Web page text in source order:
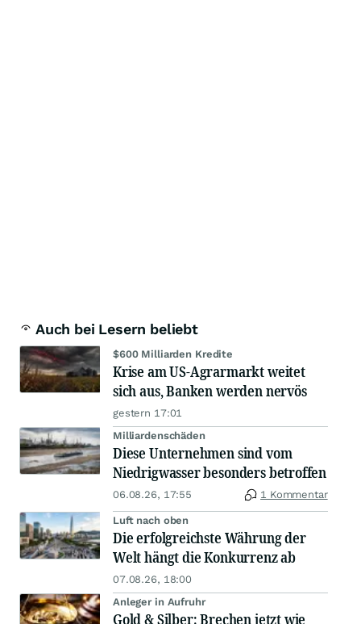
Auch bei Lesern beliebt
$600 Milliarden Kredite
Krise am US-Agrarmarkt weitet
sich aus, Banken werden nervös
gestern 17:01
Milliardenschäden
Diese Unternehmen sind vom
Niedrigwasser besonders betroffen
06.08.26, 17:55 1 Kommentar
Luft nach oben
Die erfolgreichste Währung der
Welt hängt die Konkurrenz ab
07.08.26, 18:00
Anleger in Aufruhr
Gold & Silber: Brechen jetzt wie